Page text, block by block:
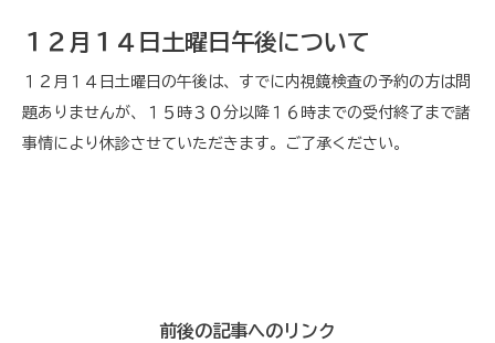
１２月１４日土曜日午後について
１２月１４日土曜日の午後は、すでに内視鏡検査の予約の方は問
題ありませんが、１５時３０分以降１６時までの受付終了まで諸
事情により休診させていただきます。ご了承ください。
前後の記事へのリンク